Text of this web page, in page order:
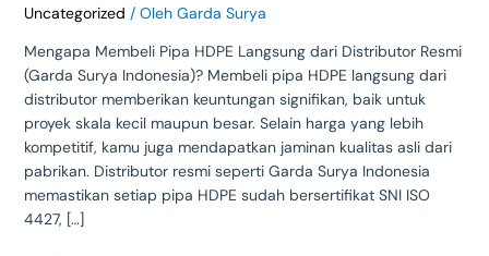
Uncategorized / Oleh Garda Surya
Mengapa Membeli Pipa HDPE Langsung dari Distributor Resmi
(Garda Surya Indonesia)? Membeli pipa HDPE langsung dari
distributor memberikan keuntungan signifikan, baik untuk
proyek skala kecil maupun besar. Selain harga yang lebih
kompetitif, kamu juga mendapatkan jaminan kualitas asli dari
pabrikan. Distributor resmi seperti Garda Surya Indonesia
memastikan setiap pipa HDPE sudah bersertifikat SNI ISO
4427, […]